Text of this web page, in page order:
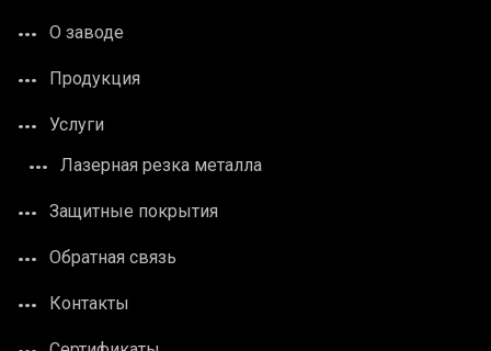
О заводе
Продукция
Услуги
Лазерная резка металла
Защитные покрытия
Обратная связь
Контакты